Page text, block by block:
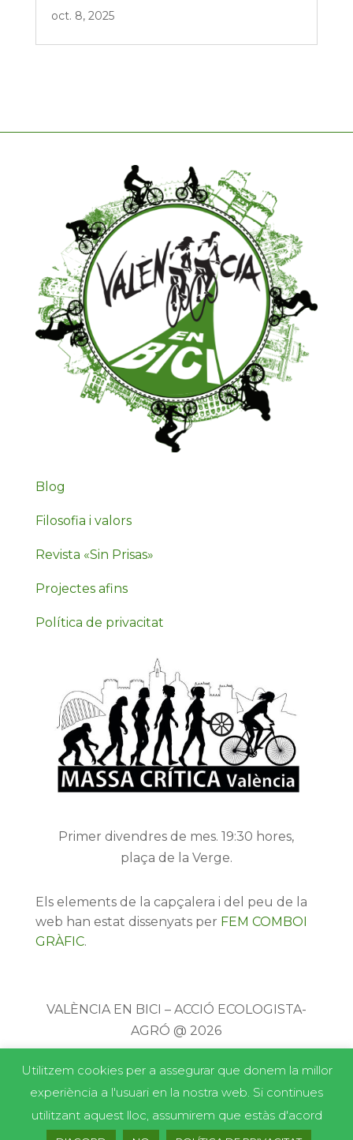
oct. 8, 2025
Blog
Filosofia i valors
Revista «Sin Prisas»
Projectes afins
Política de privacitat
Primer divendres de mes. 19:30 hores,
plaça de la Verge.
Els elements de la capçalera i del peu de la
web han estat dissenyats per FEM COMBOI
GRÀFIC.
VALÈNCIA EN BICI – ACCIÓ ECOLOGISTA-
AGRÓ @ 2026
Utilitzem cookies per a assegurar que donem la millor
experiència a l'usuari en la nostra web. Si continues
utilitzant aquest lloc, assumirem que estàs d'acord